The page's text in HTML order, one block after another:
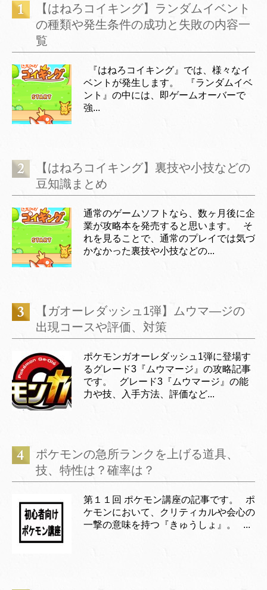
【はねろコイキング】ランダムイベント
の種類や発生条件の成功と失敗の内容一
覧
『はねろコイキング』では、様々なイ
ベントが発生します。 『ランダムイベ
ント』の中には、即ゲームオーバーで
強...
【はねろコイキング】裏技や小技などの
豆知識まとめ
通常のゲームソフトなら、数ヶ月後に企
業が攻略本を発売すると思います。 そ
れを見ることで、通常のプレイでは気づ
かなかった裏技や小技などの...
【ガオーレダッシュ1弾】ムウマ―ジの
出現コースや評価、対策
ポケモンガオーレダッシュ1弾に登場す
るグレード3『ムウマージ』の攻略記事
です。 グレード3『ムウマージ』の能
力や技、入手方法、評価など...
ポケモンの急所ランクを上げる道具、
技、特性は？確率は？
第１１回 ポケモン講座の記事です。 ポ
ケモンにおいて、クリティカルや会心の
一撃の意味を持つ『きゅうしょ』。 ...